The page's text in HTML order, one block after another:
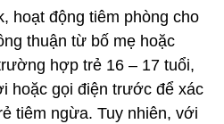
hoạt động tiêm phòng cho
thuận từ bố mẹ hoặc
hợp trẻ 16 – 17 tuổi,
hoặc gọi điện trước để xác
tiêm ngừa. Tuy nhiên, với